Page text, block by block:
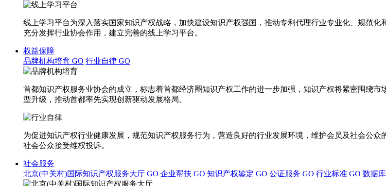
线上学习平台为深入落实国家知识产权战略，加快建设知识产权强国，推动专利代理行业专业化、规范
充分发挥行业协会作用，建立完善的线上学习平台。
权益保障
品牌机构培育 GO 行业自律 GO
首都知识产权服务业协会的成立，标志着首都经济圈知识产权工作的进一步加强，知识产权将紧密围绕
型升级，推动首都率先实现创新驱动发展格局。
为促进知识产权行业健康发展，规范知识产权服务行为，营造良好的行业发展环境，维护会员及社会公
社会公众接受维权投诉。
社会服务
北京(中关村)国际知识产权服务大厅 GO 企业帮扶 GO 知识产权鉴定 GO 公证服务 GO 行业标准 GO 数据